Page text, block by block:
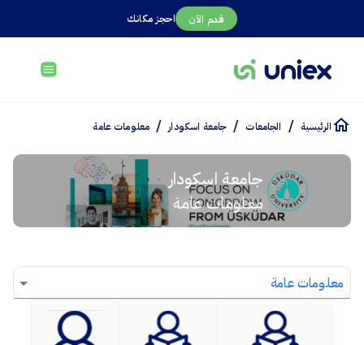
احجز مكانك قدم الآن
الرئيسية / الجامعات / جامعة اسكودار / معلومات عامة
جامعة اسكودار
معلومات عامة
معلومات عامة